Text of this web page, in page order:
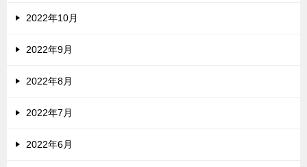
2022年10月
2022年9月
2022年8月
2022年7月
2022年6月